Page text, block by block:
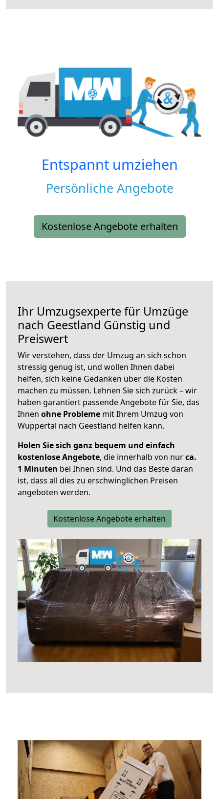
Entspannt umziehen
Persönliche Angebote
Kostenlose Angebote erhalten
Ihr Umzugsexperte für Umzüge
nach Geestland Günstig und
Preiswert
Wir verstehen, dass der Umzug an sich schon
stressig genug ist, und wollen Ihnen dabei
helfen, sich keine Gedanken über die Kosten
machen zu müssen. Lehnen Sie sich zurück – wir
haben garantiert passende Angebote für Sie, das
Ihnen ohne Probleme mit Ihrem Umzug von
Wuppertal nach Geestland helfen kann.
Holen Sie sich ganz bequem und einfach
kostenlose Angebote, die innerhalb von nurca.
1 Minuten bei Ihnen sind. Und das Beste daran
ist, dass all dies zu erschwinglichen Preisen
angeboten werden.
Kostenlose Angebote erhalten